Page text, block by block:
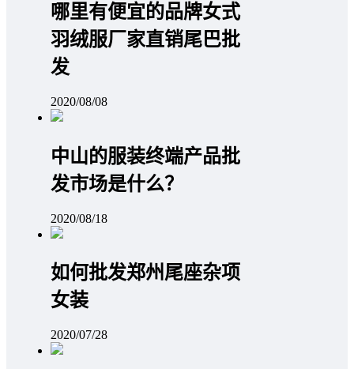
哪里有便宜的品牌女式
羽绒服厂家直销尾巴批
发
2020/08/08
中山的服装终端产品批
发市场是什么？
2020/08/18
如何批发郑州尾座杂项
女装
2020/07/28